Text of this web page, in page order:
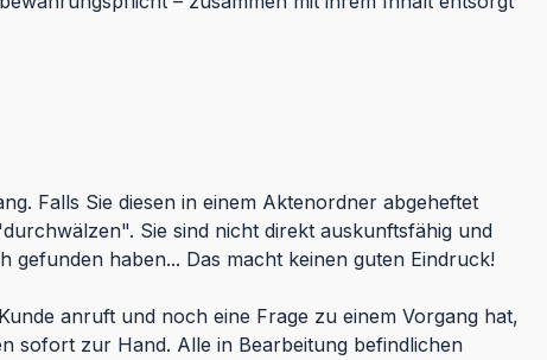
Falls Sie diesen in einem Aktenordner abgeheftet
Sie sind nicht direkt auskunftsfähig und
haben... Das macht keinen guten Eindruck!
anruft und noch eine Frage zu einem Vorgang hat,
sofort zur Hand. Alle in Bearbeitung befindlichen